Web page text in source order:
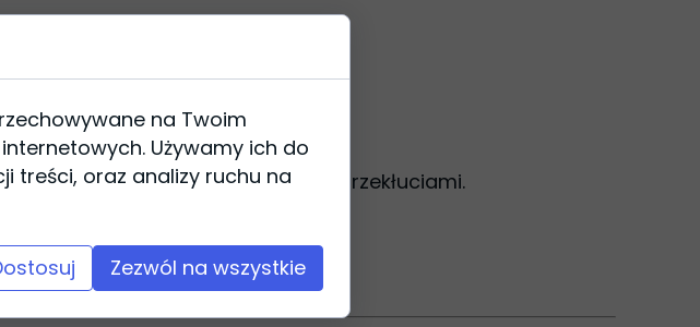
skóry i w 100% kompatybilny z przekłuciami.
na Twoim
Używamy ich do
treści, oraz analizy ruchu na
Zezwól na wszystkie